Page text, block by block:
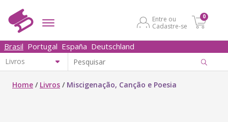
Entre ou
Cadastre-se
0
Brasil Portugal España Deutschland
Home / Livros / Miscigenação, Canção e Poesia